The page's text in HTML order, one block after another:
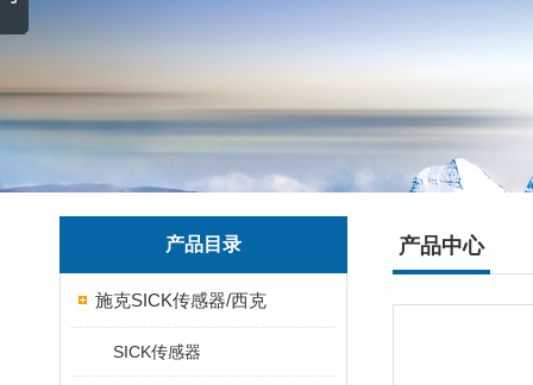
产品目录
施克SICK传感器/西克
SICK传感器
产品中心